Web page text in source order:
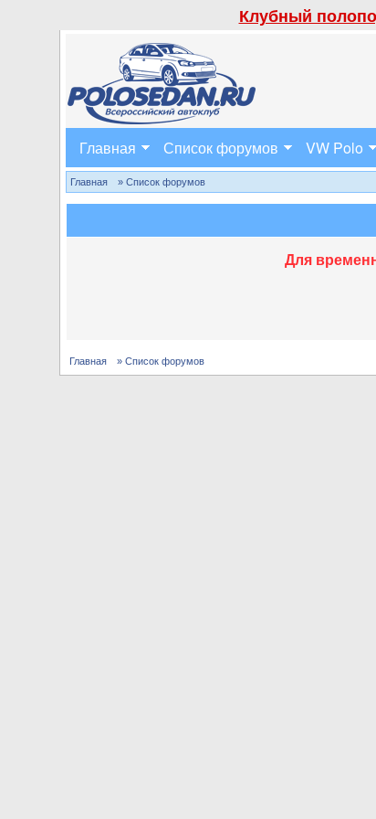
Клубный
Главная Список форумов VW Polo
Главная » Список форумов
Для
Главная » Список форумов